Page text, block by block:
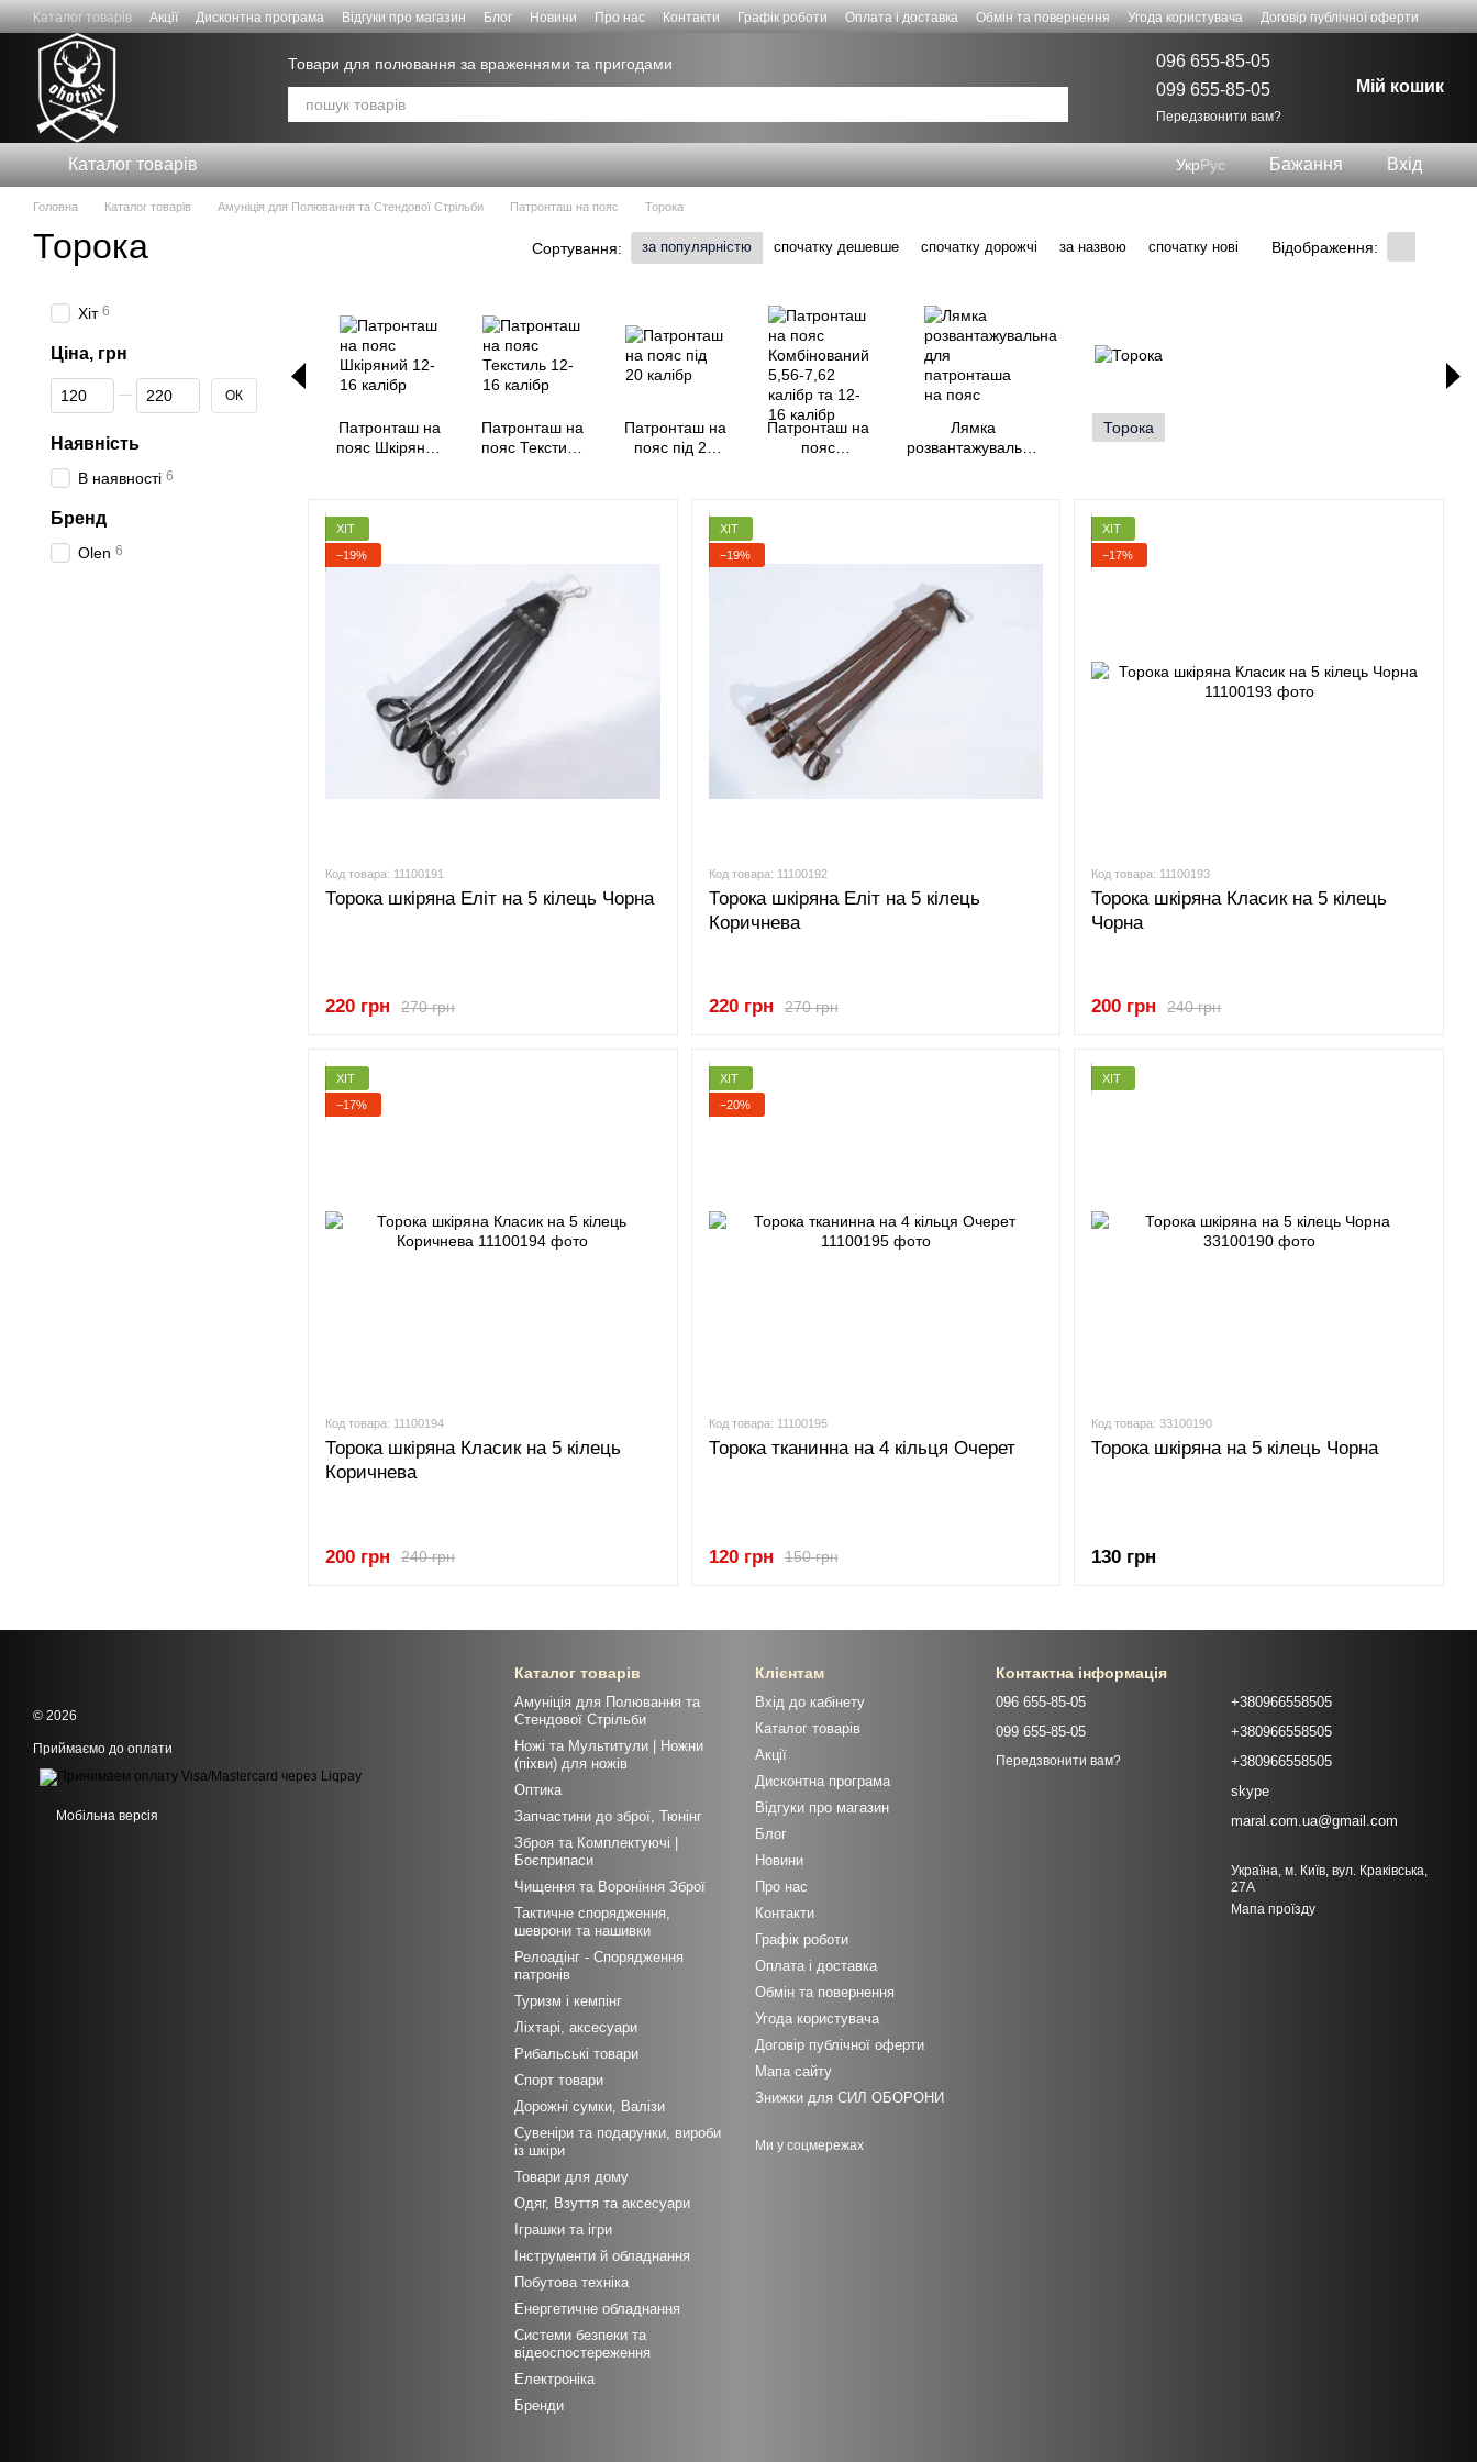
Перейти к основному контенту
Каталог товарів Акції Дисконтна програма Відгуки про магазин Блог Новини Про нас Контакти Графік роботи Оплата і доставка Обмін та повернення Угода користувача
Договір публічної оферти
Знижки для СИЛ ОБОРОНИ
Товари для полювання за враженнями та пригодами
096 655-85-05
099 655-85-05
Передзвонити вам?
Мій кошик
Каталог товарів УкрРус Бажання Вхід
Головна Каталог товарів Амуніція для Полювання та Стендової Стрільби Патронташ на пояc Торока
Торока Сортування: за популярністю спочатку дешевше спочатку дорожчі за назвою спочатку нові Відображення:
Патронташ на
пояс Шкіряний
Патронташ на
пояс Текстиль
Патронташ на
пояс під 20
Патронташ на
пояс
Лямка
розвантажувальна
Торока
ХІТ
−19%
Код товара: 11100191
Торока шкіряна Еліт на 5 кілець Чорна
270 грн
220 грн
ХІТ
−19%
Код товара: 11100192
Торока шкіряна Еліт на 5 кілець
Коричнева
270 грн
220 грн
ХІТ
−17%
Код товара: 11100193
Торока шкіряна Класик на 5 кілець
Чорна
240 грн
200 грн
ХІТ
−17%
Код товара: 11100194
Торока шкіряна Класик на 5 кілець
Коричнева
240 грн
200 грн
ХІТ
−20%
Код товара: 11100195
Торока тканинна на 4 кільця Очерет
150 грн
120 грн
ХІТ
Код товара: 33100190
Торока шкіряна на 5 кілець Чорна
130 грн
Хіт 6
Ціна, грн
От Ціна, грн
До Ціна, грн ОК
Наявність
В наявності 6
Бренд
Olen 6
© 2026
Приймаємо до оплати
Мобільна версія
Каталог товарів
Амуніція для Полювання та
Стендової Стрільби
Ножі та Мультитули | Ножни
(піхви) для ножів
Оптика
Запчастини до зброї, Тюнінг
Зброя та Комплектуючі |
Боєприпаси
Чищення та Вороніння Зброї
Тактичне спорядження,
шеврони та нашивки
Релоадінг - Спорядження
патронів
Туризм і кемпінг
Ліхтарі, аксесуари
Рибальські товари
Спорт товари
Дорожні сумки, Валізи
Сувеніри та подарунки, вироби
із шкіри
Товари для дому
Одяг, Взуття та аксесуари
Іграшки та ігри
Інструменти й обладнання
Побутова техніка
Енергетичне обладнання
Системи безпеки та
відеоспостереження
Електроніка
Бренди
Клієнтам
Вхід до кабінету
Каталог товарів
Акції
Дисконтна програма
Відгуки про магазин
Блог
Новини
Про нас
Контакти
Графік роботи
Оплата і доставка
Обмін та повернення
Угода користувача
Договір публічної оферти
Мапа сайту
Знижки для СИЛ ОБОРОНИ
Ми у соцмережах
Контактна інформація
096 655-85-05
099 655-85-05
Передзвонити вам?
+380966558505
+380966558505
+380966558505
skype
maral.com.ua@gmail.com
Україна, м. Київ, вул. Краківська,
27А
Мапа проїзду